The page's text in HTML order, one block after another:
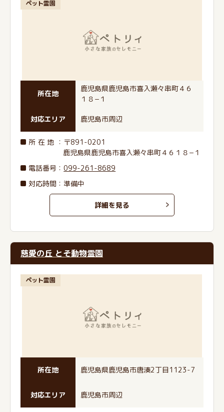
ペット霊園
所在地
鹿児島県鹿児島市喜入瀬々串町４６
１８−１
対応エリア 鹿児島市周辺
所在地 ：〒891-0201
鹿児島県鹿児島市喜入瀬々串町４６１８−１
電話番号 ：099-261-8689
対応時間：準備中
詳細を見る
慈愛の丘 とそ動物霊園
ペット霊園
所在地 鹿児島県鹿児島市唐湊2丁目1123-7
対応エリア 鹿児島市周辺